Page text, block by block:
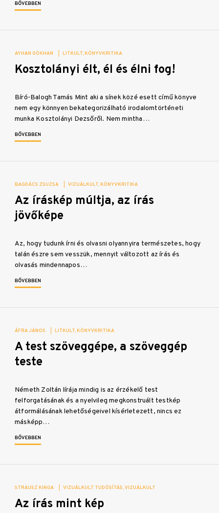
BŐVEBBEN
AYHAN GÖKHAN LITKULT KÖNYVKRITIKA
Kosztolányi élt, él és élni fog!
Bíró-Balogh Tamás Mint aki a sínek közé esett című könyve
nem egy könnyen bekategorizálható irodalomtörténeti
munka Kosztolányi Dezsőről. Nem mintha…
BŐVEBBEN
BAGDÁCS ZSUZSA VIZUÁLKULT KÖNYVKRITIKA
Az íráskép múltja, az írás
jövőképe
Az, hogy tudunk írni és olvasni olyannyira természetes, hogy
talán észre sem vesszük, mennyit változott az írás és
olvasás mindennapos…
BŐVEBBEN
ÁFRA JÁNOS LITKULT KÖNYVKRITIKA
A test szöveggépe, a szöveggép
teste
Németh Zoltán lírája mindig is az érzékelő test
felforgatásának és a nyelvileg megkonstruált testkép
átformálásának lehetőségeivel kísérletezett, nincs ez
másképp…
BŐVEBBEN
STRAUSZ KINGA VIZUÁLKULT TUDÓSÍTÁS VIZUÁLKULT
Az írás mint kép